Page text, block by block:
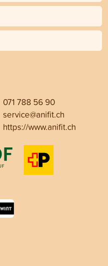
071 788 56 90
service@anifit.ch
https://www.anifit.ch